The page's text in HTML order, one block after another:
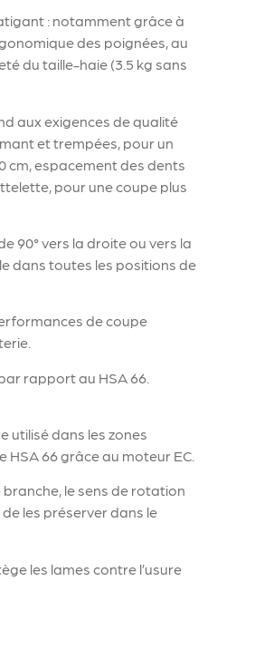
: notamment grâce à
des poignées, au
du taille-haie (3.5 kg sans
aux exigences de qualité
et trempées, pour un
cm, espacement des dents
pour une coupe plus
90° vers la droite ou vers la
dans toutes les positions de
de coupe
rapport au HSA 66.
utilisé dans les zones
HSA 66 grâce au moteur EC.
le sens de rotation
les préserver dans le
les lames contre l’usure